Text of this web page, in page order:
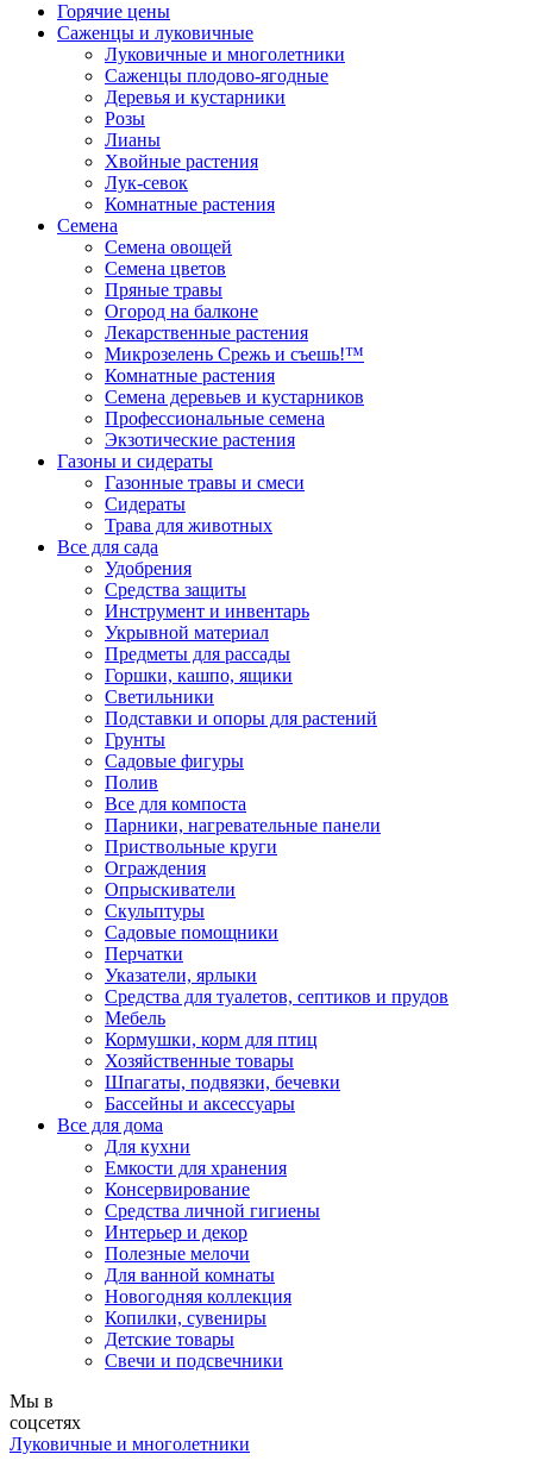
Горячие цены
Саженцы и луковичные
Луковичные и многолетники
Саженцы плодово-ягодные
Деревья и кустарники
Розы
Лианы
Хвойные растения
Лук-севок
Комнатные растения
Семена
Семена овощей
Семена цветов
Пряные травы
Огород на балконе
Лекарственные растения
Микрозелень Срежь и съешь!™
Комнатные растения
Семена деревьев и кустарников
Профессиональные семена
Экзотические растения
Газоны и сидераты
Газонные травы и смеси
Сидераты
Трава для животных
Все для сада
Удобрения
Средства защиты
Инструмент и инвентарь
Укрывной материал
Предметы для рассады
Горшки, кашпо, ящики
Светильники
Подставки и опоры для растений
Грунты
Садовые фигуры
Полив
Все для компоста
Парники, нагревательные панели
Приствольные круги
Ограждения
Опрыскиватели
Скульптуры
Садовые помощники
Перчатки
Указатели, ярлыки
Средства для туалетов, септиков и прудов
Мебель
Кормушки, корм для птиц
Хозяйственные товары
Шпагаты, подвязки, бечевки
Бассейны и аксессуары
Все для дома
Для кухни
Емкости для хранения
Консервирование
Средства личной гигиены
Интерьер и декор
Полезные мелочи
Для ванной комнаты
Новогодняя коллекция
Копилки, сувениры
Детские товары
Свечи и подсвечники
Мы в
соцсетях
Луковичные и многолетники